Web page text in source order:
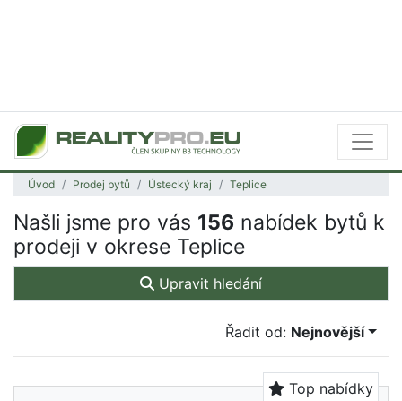
Úvod Prodej bytů Ústecký kraj Teplice
Našli jsme pro vás 156 nabídek bytů k
prodeji v okrese Teplice
Upravit hledání
Řadit od: Nejnovější
Top nabídky